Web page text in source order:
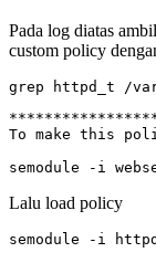
Pada log diatas
custom policy
grep httpd_t /
semodule -i
Lalu load policy
semodule -i